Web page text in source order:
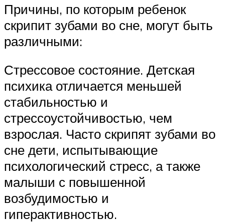
Причины, по которым ребенок
скрипит зубами во сне, могут быть
различными:
Стрессовое состояние. Детская
психика отличается меньшей
стабильностью и
стрессоустойчивостью, чем
взрослая. Часто скрипят зубами во
сне дети, испытывающие
психологический стресс, а также
малыши с повышенной
возбудимостью и
гиперактивностью.